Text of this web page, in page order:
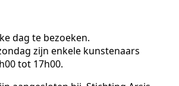
dag te bezoeken.
zijn enkele kunstenaars
tot 17h00.